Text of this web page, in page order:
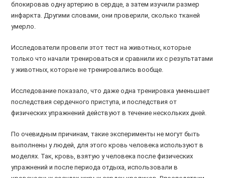
блокировав одну артерию в сердце, а затем изучили размер
инфаркта. Другими словами, они проверили, сколько тканей
умерло.
Исследователи провели этот тест на животных, которые
только что начали тренироваться и сравнили их с результатами
у животных, которые не тренировались вообще.
Исследование показало, что даже одна тренировка уменьшает
последствия сердечного приступа, и последствия от
физических упражнений действуют в течение нескольких дней.
По очевидным причинам, такие эксперименты не могут быть
выполнены у людей, для этого кровь человека используют в
моделях. Так, кровь, взятую у человека после физических
упражнений и после периода отдыха, использовали в